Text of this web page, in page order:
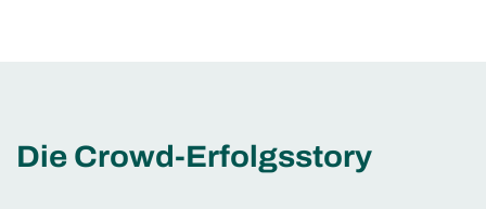
Die Crowd-Erfolgsstory